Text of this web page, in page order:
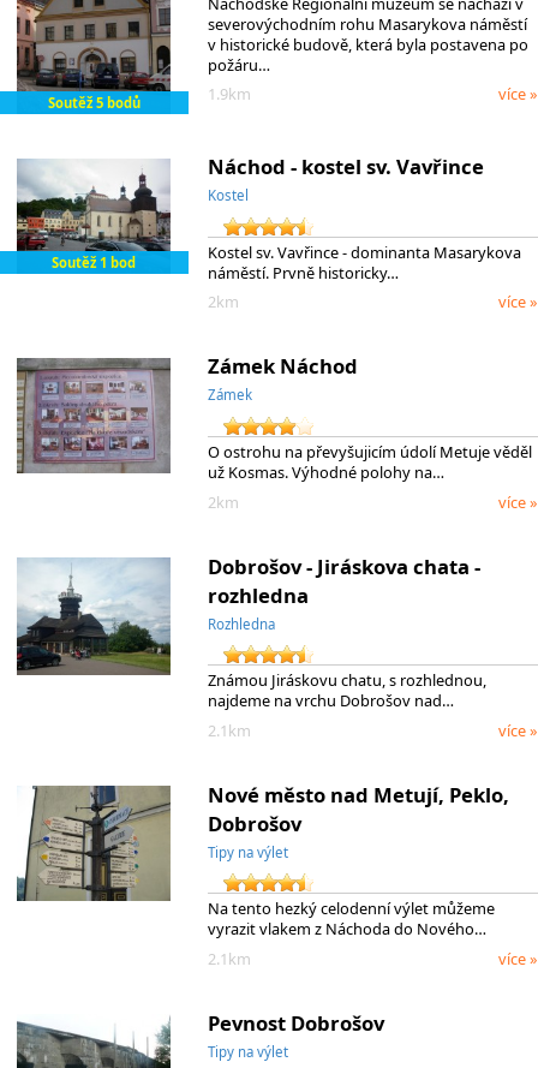
Soutěž 5 bodů
severovýchodním rohu Masarykova náměstí
v historické budově, která byla postavena po
požáru…
1.9km
více »
Soutěž 1 bod
Náchod - kostel sv. Vavřince
Kostel
Kostel sv. Vavřince - dominanta Masarykova
náměstí. Prvně historicky…
2km
více »
Zámek Náchod
Zámek
O ostrohu na převyšujicím údolí Metuje věděl
už Kosmas. Výhodné polohy na…
2km
více »
Dobrošov - Jiráskova chata -
rozhledna
Rozhledna
Známou Jiráskovu chatu, s rozhlednou,
najdeme na vrchu Dobrošov nad…
2.1km
více »
Nové město nad Metují, Peklo,
Dobrošov
Tipy na výlet
Na tento hezký celodenní výlet můžeme
vyrazit vlakem z Náchoda do Nového…
2.1km
více »
Pevnost Dobrošov
Tipy na výlet